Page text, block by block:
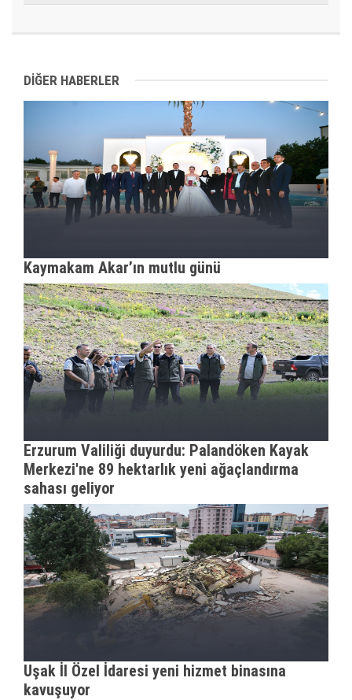
DİĞER HABERLER
Kaymakam Akar’ın mutlu günü
Erzurum Valiliği duyurdu: Palandöken Kayak
Merkezi'ne 89 hektarlık yeni ağaçlandırma
sahası geliyor
Uşak İl Özel İdaresi yeni hizmet binasına
kavuşuyor